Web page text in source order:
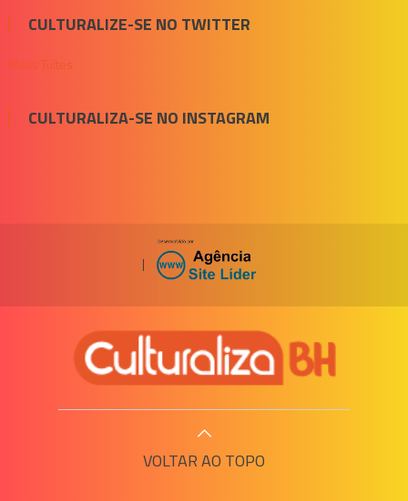
CULTURALIZE-SE NO TWITTER
Meus Tuítes
CULTURALIZA-SE NO INSTAGRAM
|
VOLTAR AO TOPO